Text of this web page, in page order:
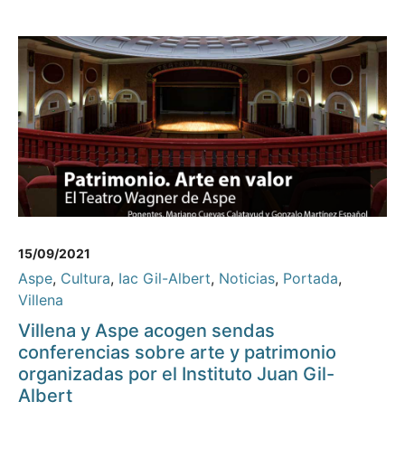
15/09/2021
Aspe, Cultura, Iac Gil-Albert, Noticias, Portada,
Villena
Villena y Aspe acogen sendas
conferencias sobre arte y patrimonio
organizadas por el Instituto Juan Gil-
Albert